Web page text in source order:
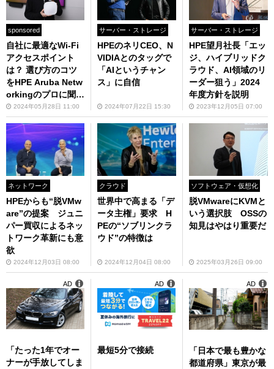
sponsored
自社に最適なWi-Fi
アクセスポイント
は？ 選び方のコツ
をHPE Aruba Netw
orkingのプロに聞い
た2024年05月28日 11:00
サーバー・ストレージ
HPEのネリCEO、N
VIDIAとのタッグで
「AIというチャン
ス」に自信
2024年07月22日 15:30
サーバー・ストレージ
HPE望月社長「エッ
ジ、ハイブリッドク
ラウド、AI領域のリ
ーダー狙う」2024
年度方針を説明
2023年12月05日 07:00
ネットワーク
HPEからも“脱VMw
are”の提案 ジュニ
パー買収によるネッ
トワーク革新にも意
欲
2024年12月03日 08:00
クラウド
世界中で高まる「デ
ータ主権」要求 H
PEの“ソブリンクラ
ウド”の特徴は
2024年12月04日 08:00
ソフトウェア・仮想化
脱VMwareにKVMと
いう選択肢 OSSの
知見はやはり重要だ
2025年03月26日 09:00
「たった1年でオー
ナーが手放してしま
AD
最短5分で接続
AD
「日本で最も豊かな
都道府県」東京が最
AD